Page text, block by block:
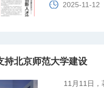
2025-11-12
持北京师范大学建设
11月11日，